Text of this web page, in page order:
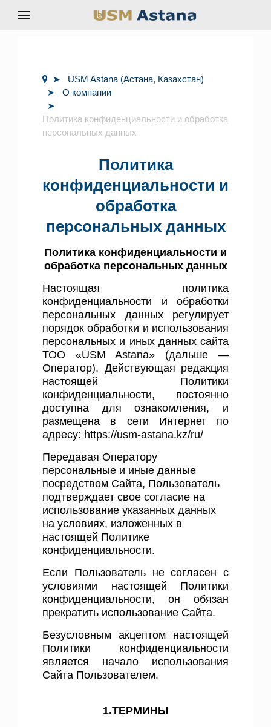
USM Astana (Астана, Казахстан)
О компании
Политика конфиденциальности и обработка
персональных данных
Политика
конфиденциальности и
обработка
персональных данных
Политика конфиденциальности и
обработка персональных данных
Настоящая политика
конфиденциальности и обработки
персональных данных регулирует
порядок обработки и использования
персональных и иных данных сайта
ТОО «USM Astana» (дальше —
Оператор). Действующая редакция
настоящей Политики
конфиденциальности, постоянно
доступна для ознакомления, и
размещена в сети Интернет по
адресу: https://usm-astana.kz/ru/
Передавая Оператору
персональные и иные данные
посредством Сайта, Пользователь
подтверждает свое согласие на
использование указанных данных
на условиях, изложенных в
настоящей Политике
конфиденциальности.
Если Пользователь не согласен с
условиями настоящей Политики
конфиденциальности, он обязан
прекратить использование Сайта.
Безусловным акцептом настоящей
Политики конфиденциальности
является начало использования
Сайта Пользователем.
1.ТЕРМИНЫ